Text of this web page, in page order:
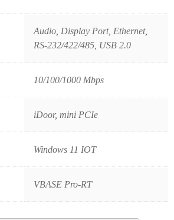
Audio, Display Port, Ethernet,
RS-232/422/485, USB 2.0
10/100/1000 Mbps
iDoor, mini PCIe
Windows 11 IOT
VBASE Pro-RT